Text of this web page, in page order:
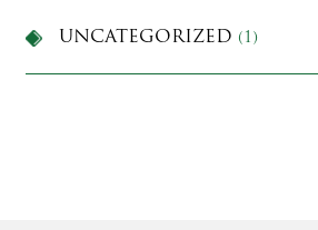
UNCATEGORIZED (1)